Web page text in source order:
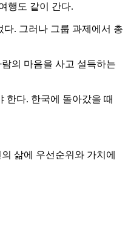
행도 같이 간다.
. 그러나 그룹 과제에서 총
람의 마음을 사고 설득하는
한다. 한국에 돌아갔을 때
삶에 우선순위와 가치에